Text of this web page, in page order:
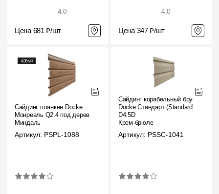
4.0
Цена 681 ₽/шт
4.0
Цена 347 ₽/шт
Сайдинг планкен Docke
Монреаль Q2.4 под дерево
Миндаль
Артикул: PSPL-1088
Сайдинг корабельный брус
Docke Стандарт (Standard)
D4.5D
Крем-брюле
Артикул: PSSC-1041